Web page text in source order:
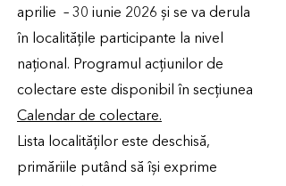
aprilie – 30 iunie 2026 și se va derula
în localitățile participante la nivel
național. Programul acțiunilor de
colectare este disponibil în secțiunea
Calendar de colectare.
Lista localităților este deschisă,
primăriile putând să își exprime